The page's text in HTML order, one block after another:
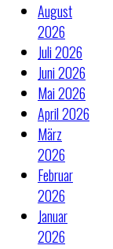
August
2026
Juli 2026
Juni 2026
Mai 2026
April 2026
März
2026
Februar
2026
Januar
2026